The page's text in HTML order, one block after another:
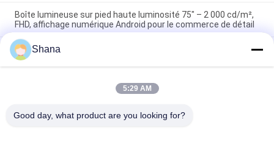
Boîte lumineuse sur pied haute luminosité 75" – 2 000 cd/m²,
FHD, affichage numérique Android pour le commerce de détail
Box de lumière murale haute luminosité 65" 4K UHD 2000 nits,
E-LED, Android 11 pour le commerce de détail en extérieur et
les espaces publics
Affichage à sol à haute luminosité de 55 pouces 2000 nits, Full
Shana
5:29 AM
Good day, what product are you looking for?